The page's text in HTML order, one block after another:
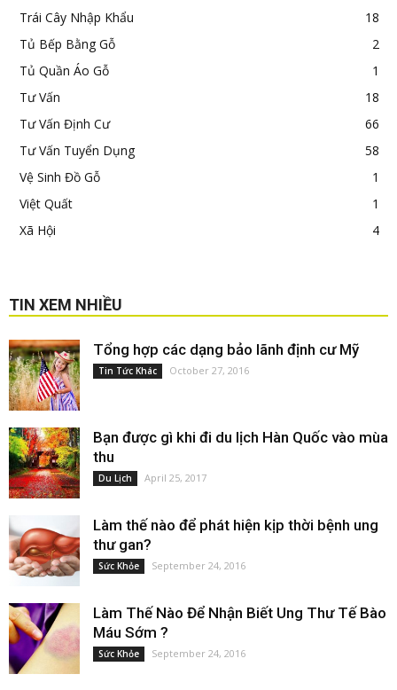
Trái Cây Nhập Khẩu
18
Tủ Bếp Bằng Gỗ
2
Tủ Quần Áo Gỗ
1
Tư Vấn
18
Tư Vấn Định Cư
66
Tư Vấn Tuyển Dụng
58
Vệ Sinh Đồ Gỗ
1
Việt Quất
1
Xã Hội
4
TIN XEM NHIỀU
Tổng hợp các dạng bảo lãnh định cư Mỹ
Tin Tức Khác October 27, 2016
Bạn được gì khi đi du lịch Hàn Quốc vào mùa
thu
Du Lịch April 25, 2017
Làm thế nào để phát hiện kịp thời bệnh ung
thư gan?
Sức Khỏe September 24, 2016
Làm Thế Nào Để Nhận Biết Ung Thư Tế Bào
Máu Sớm ?
Sức Khỏe September 24, 2016